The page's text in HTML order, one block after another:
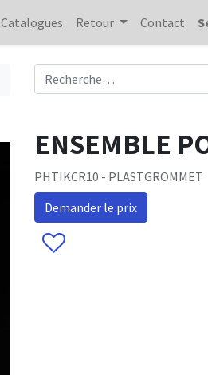
Catalogues Retour Contact
ENSEMBLE
PHTIKCR10 - PLASTGROMMET
Demander le prix